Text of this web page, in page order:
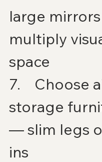
large mirrors
multiply
space
7.    Choose
storage
— slim legs
ins